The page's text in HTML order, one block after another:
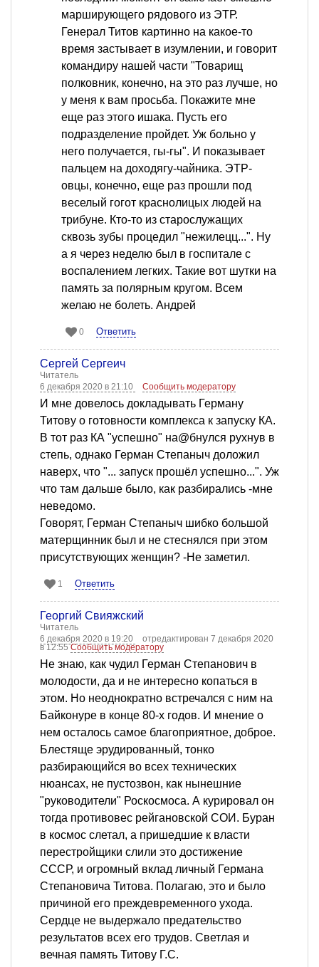
марширующего рядового из ЭТР.
Генерал Титов картинно на какое-то
время застывает в изумлении, и говорит
командиру нашей части "Товарищ
полковник, конечно, на это раз лучше, но
у меня к вам просьба. Покажите мне
еще раз этого ишака. Пусть его
подразделение пройдет. Уж больно у
него получается, гы-гы". И показывает
пальцем на доходягу-чайника. ЭТР-
овцы, конечно, еще раз прошли под
веселый гогот краснолицых людей на
трибуне. Кто-то из старослужащих
сквозь зубы процедил "нежилецц...". Ну
а я через неделю был в госпитале с
воспалением легких. Такие вот шутки на
память за полярным кругом. Всем
желаю не болеть. Андрей
0 Ответить
Сергей Сергеич
Читатель
6 декабря 2020 в 21:10
Сообщить модератору
И мне довелось докладывать Герману
Титову о готовности комплекса к запуску КА.
В тот раз КА "успешно" на@бнулся рухнув в
степь, однако Герман Степаныч доложил
наверх, что "... запуск прошёл успешно...". Уж
что там дальше было, как разбирались -мне
неведомо.
Говорят, Герман Степаныч шибко большой
матерщинник был и не стеснялся при этом
присутствующих женщин? -Не заметил.
1 Ответить
Георгий Свияжский
Читатель
6 декабря 2020 в 19:20
отредактирован 7 декабря 2020
в 12:55Сообщить модератору
Не знаю, как чудил Герман Степанович в
молодости, да и не интересно копаться в
этом. Но неоднократно встречался с ним на
Байконуре в конце 80-х годов. И мнение о
нем осталось самое благоприятное, доброе.
Блестяще эрудированный, тонко
разбирающийся во всех технических
нюансах, не пустозвон, как нынешние
"руководители" Роскосмоса. А курировал он
тогда противовес рейгановской СОИ. Буран
в космос слетал, а пришедшие к власти
перестройщики слили это достижение
СССР, и огромный вклад личный Германа
Степановича Титова. Полагаю, это и было
причиной его преждевременного ухода.
Сердце не выдержало предательство
результатов всех его трудов. Светлая и
вечная память Титову Г.С.